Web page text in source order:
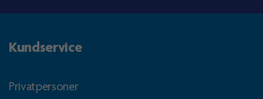
Kundservice
Privatpersoner